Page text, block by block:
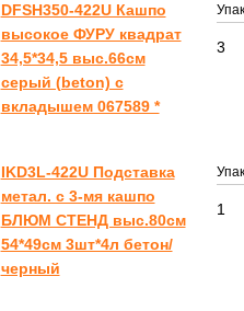
DFSH350-422U Кашпо
высокое ФУРУ квадрат
34,5*34,5 выс.66см
серый (beton) с
вкладышем 067589 *
3
IKD3L-422U Подставка
метал. с 3-мя кашпо
БЛЮМ СТЕНД выс.80см
54*49см 3шт*4л бетон/
черный
1